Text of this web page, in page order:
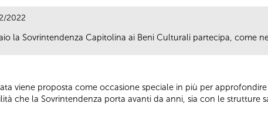
2022
la Sovrintendenza Capitolina ai Beni Culturali partecipa, come
viene proposta come occasione speciale in più per
che la Sovrintendenza porta avanti da anni, sia con le strutture